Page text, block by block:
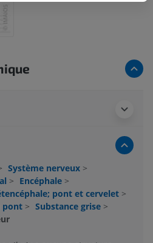
Système nerveux >
> Encéphale >
pont et cervelet >
pont > Substance grise >